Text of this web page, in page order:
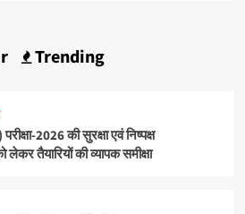
Trending
2026 की सुरक्षा एवं निष्पक्ष
तैयारियों की व्यापक समीक्षा